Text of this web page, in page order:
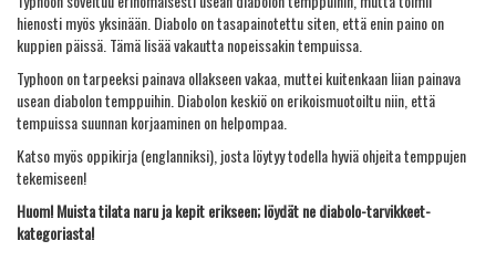
hienosti myös yksinään. Diabolo on tasapainotettu siten, että enin paino on
kuppien päissä. Tämä lisää vakautta nopeissakin tempuissa.
Typhoon on tarpeeksi painava ollakseen vakaa, muttei kuitenkaan liian painava
usean diabolon temppuihin. Diabolon keskiö on erikoismuotoiltu niin, että
tempuissa suunnan korjaaminen on helpompaa.
Katso myösoppikirja(englanniksi), josta löytyy todella hyviä ohjeita temppujen
tekemiseen!
Huom! Muista tilata naru ja kepit erikseen; löydät nediabolo-tarvikkeet-
kategoriasta!